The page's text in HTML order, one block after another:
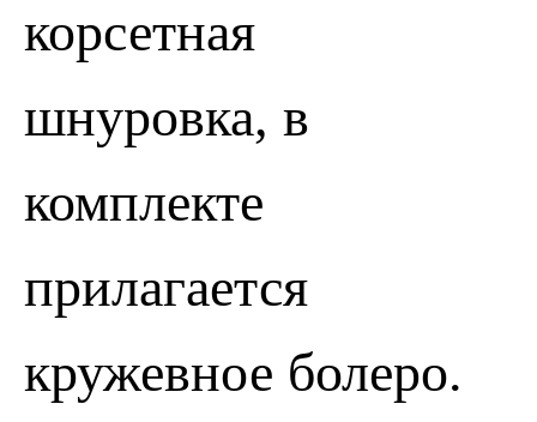
ПОЗВОНИТЬ ЗАПИСАТЬСЯ
корсетная
шнуровка, в
комплекте
прилагается
кружевное болеро.